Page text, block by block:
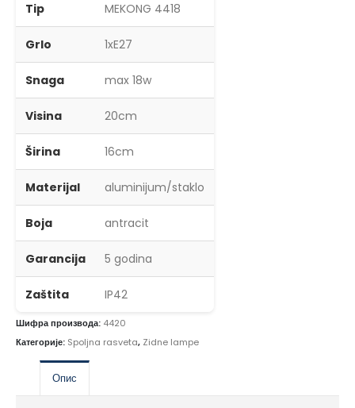
Tip MEKONG 4418
Grlo 1xE27
Snaga max 18w
Visina 20cm
Širina 16cm
Materijal aluminijum/staklo
Boja antracit
Garancija 5 godina
Zaštita IP42
Шифра производа: 4420
Категорије: Spoljna rasveta, Zidne lampe
Опис